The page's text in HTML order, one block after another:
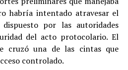
habría intentado atravesar el
por las autoridades
del acto protocolario. El
cruzó una de las cintas que
controlado.